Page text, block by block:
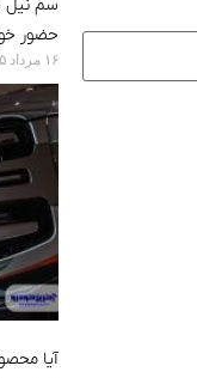
حضور
۱۶ مرداد ۱۴۰۵
آیا